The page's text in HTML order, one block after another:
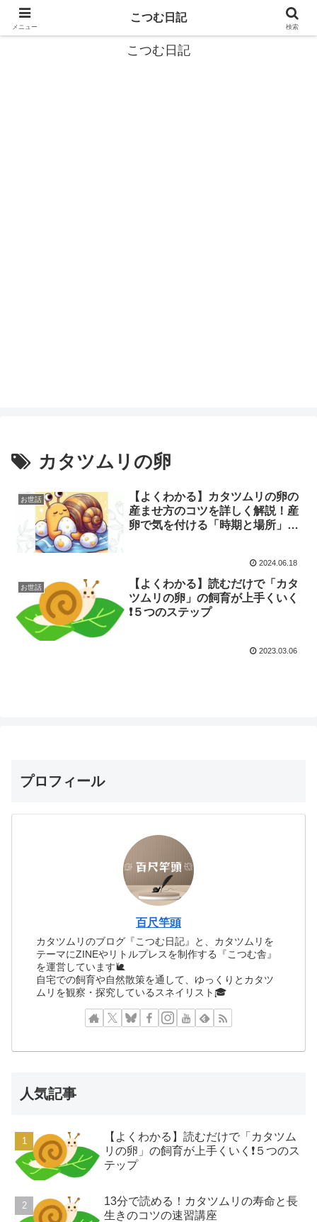
カタツムリから学ぶスローライフ🎓『こつむ日記』🐌
こつむ日記
カタツムリの卵
お世話
【よくわかる】カタツムリの卵の
産ませ方のコツを詳しく解説！産
卵で気を付ける「時期と場所」と
2024.06.18
お世話
【よくわかる】読むだけで「カタ
ツムリの卵」の飼育が上手くいく
❗️５つのステップ
2023.03.06
プロフィール
百尺竿頭
カタツムリのブログ『こつむ日記』と、カタツムリを
テーマにZINEやリトルプレスを制作する『こつむ舎』
を運営しています🐌
自宅での飼育や自然散策を通して、ゆっくりとカタツ
ムリを観察・探究しているスネイリスト🎓
人気記事
【よくわかる】読むだけで「カタツム
リの卵」の飼育が上手くいく❗️５つのス
テップ
13分で読める！カタツムリの寿命と長
生きのコツの速習講座
メニュー
こつむ日記
検索